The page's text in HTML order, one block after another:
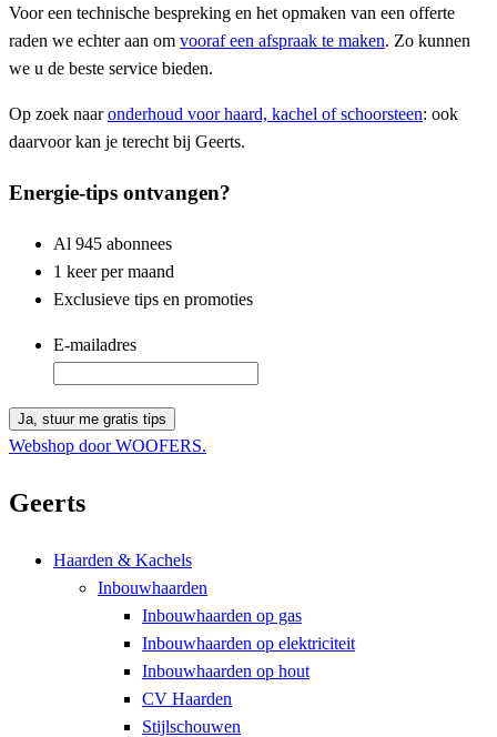
Voor een technische bespreking en het opmaken van een offerte
raden we echter aan om vooraf een afspraak te maken. Zo kunnen
we u de beste service bieden.
Op zoek naaronderhoud voor haard, kachel of schoorsteen: ook
daarvoor kan je terecht bij Geerts.
Energie-tips ontvangen?
Al 945 abonnees
1 keer per maand
Exclusieve tips en promoties
E-mailadres
Webshop door WOOFERS.
Geerts
Haarden & Kachels
Inbouwhaarden
Inbouwhaarden op gas
Inbouwhaarden op elektriciteit
Inbouwhaarden op hout
CV Haarden
Stijlschouwen